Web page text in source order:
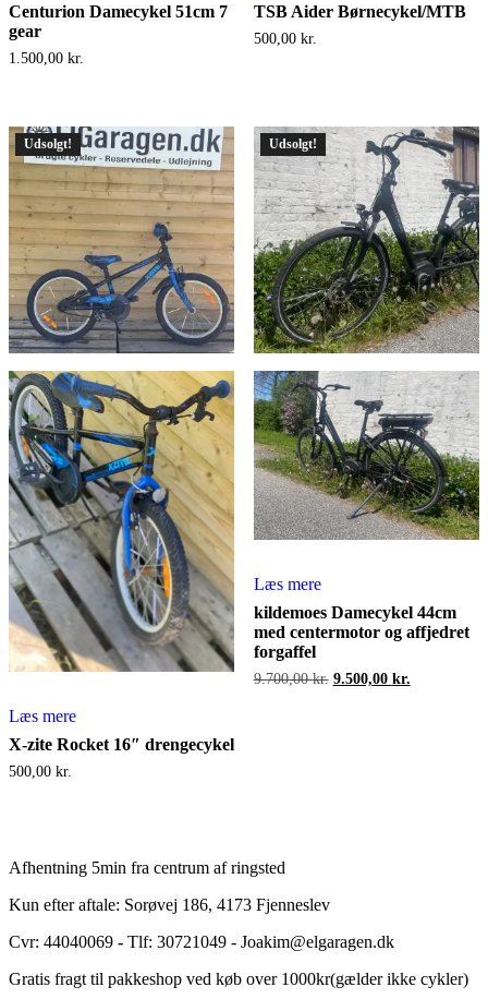
Centurion Damecykel 51cm 7
gear
1.500,00 kr.
TSB Aider Børnecykel/MTB
500,00 kr.
Udsolgt!
Læs mere
X-zite Rocket 16″ drengecykel
500,00 kr.
Udsolgt!
Læs mere
kildemoes Damecykel 44cm
med centermotor og affjedret
forgaffel
9.700,00kr. Den
9.500,00 kr.Den
Afhentning 5min fra centrum af ringsted
Kun efter aftale: Sorøvej 186, 4173 Fjenneslev
Cvr: 44040069 - Tlf: 30721049 - Joakim@elgaragen.dk
Gratis fragt til pakkeshop ved køb over 1000kr(gælder ikke cykler)